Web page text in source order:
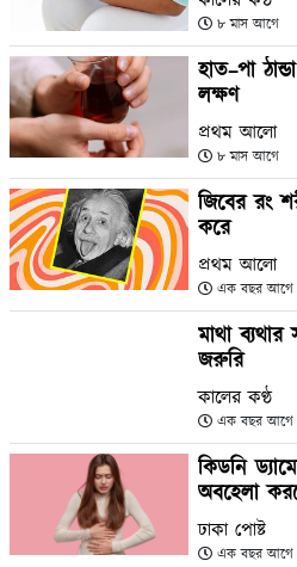
৮ মাস আগে
হাত–পা
লক্ষণ
প্রথম আলো
৮ মাস আগে
জিবের রং
করে
প্রথম আলো
এক বছর আগে
মাথা
জরুরি
কালের কণ্ঠ
এক বছর আগে
কিডনি
অবহেলা
ঢাকা পোষ্ট
এক বছর আগে